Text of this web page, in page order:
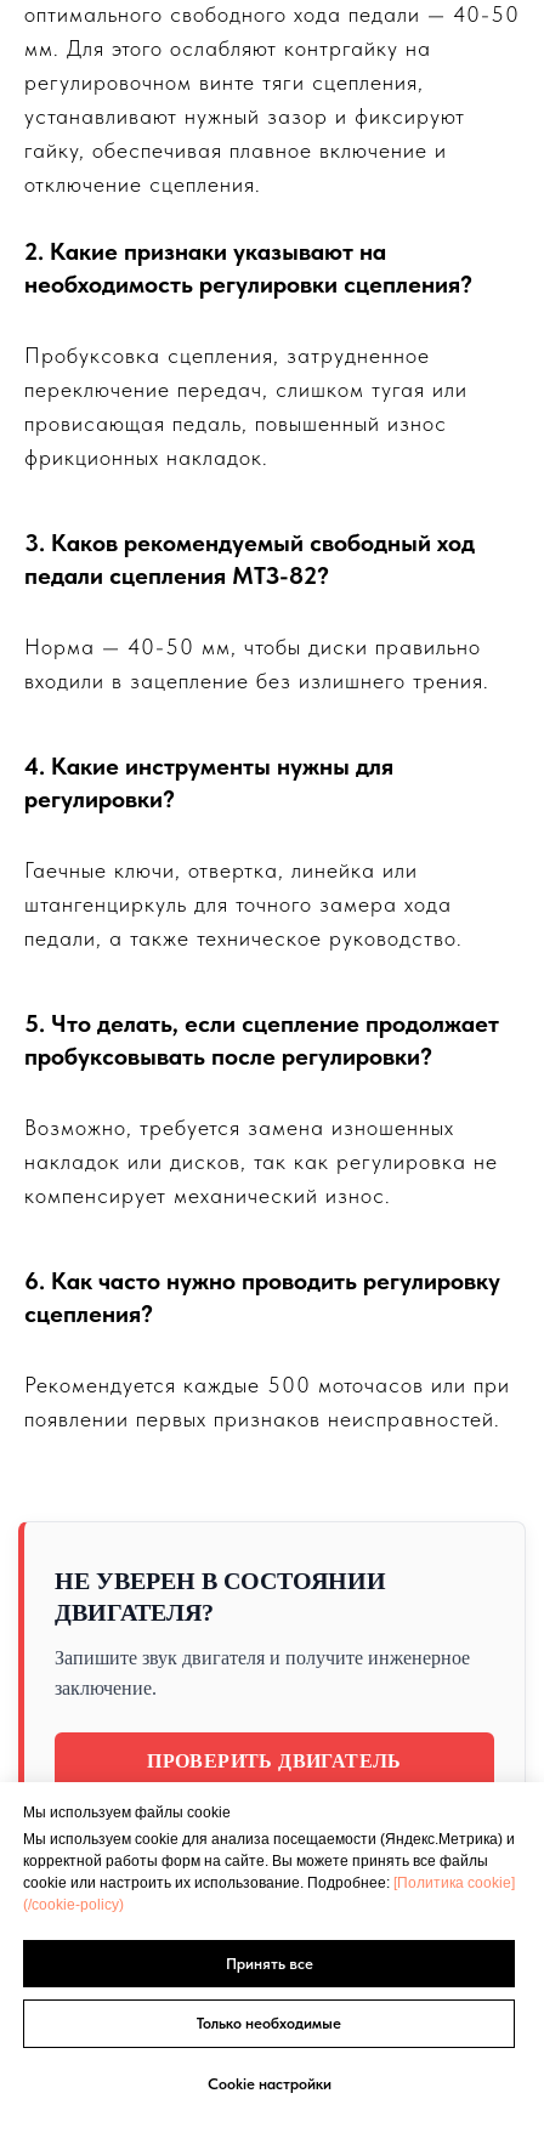
Мы используем файлы cookie
Мы используем cookie для анализа посещаемости (Яндекс.Метрика) и
корректной работы форм на сайте. Вы можете принять все файлы
cookie или настроить их использование. Подробнее: [Политика cookie]
(/cookie-policy)
Принять все
Только необходимые
Cookie настройки
оптимального свободного хода педали — 40-50
мм. Для этого ослабляют контргайку на
регулировочном винте тяги сцепления,
устанавливают нужный зазор и фиксируют
гайку, обеспечивая плавное включение и
отключение сцепления.
2. Какие признаки указывают на
необходимость регулировки сцепления?
Пробуксовка сцепления, затрудненное
переключение передач, слишком тугая или
провисающая педаль, повышенный износ
фрикционных накладок.
3. Каков рекомендуемый свободный ход
педали сцепления МТЗ-82?
Норма — 40-50 мм, чтобы диски правильно
входили в зацепление без излишнего трения.
4. Какие инструменты нужны для
регулировки?
Гаечные ключи, отвертка, линейка или
штангенциркуль для точного замера хода
педали, а также техническое руководство.
5. Что делать, если сцепление продолжает
пробуксовывать после регулировки?
Возможно, требуется замена изношенных
накладок или дисков, так как регулировка не
компенсирует механический износ.
6. Как часто нужно проводить регулировку
сцепления?
Рекомендуется каждые 500 моточасов или при
появлении первых признаков неисправностей.
НЕ УВЕРЕН В СОСТОЯНИИ
ДВИГАТЕЛЯ?
Запишите звук двигателя и получите инженерное
заключение.
ПРОВЕРИТЬ ДВИГАТЕЛЬ
✓ Подтвердите или опровергните свои подозрения
7. Можно ли самостоятельно регулировать
сцепление?
При наличии опыта и инструкций — да. Иначе